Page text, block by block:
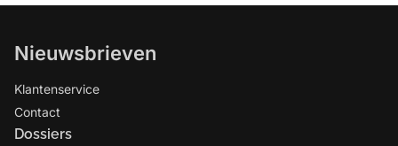
Nieuwsbrieven
Klantenservice
Contact
Dossiers